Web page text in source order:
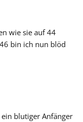
wie sie auf 44
bin ich nun blöd
blutiger Anfänger